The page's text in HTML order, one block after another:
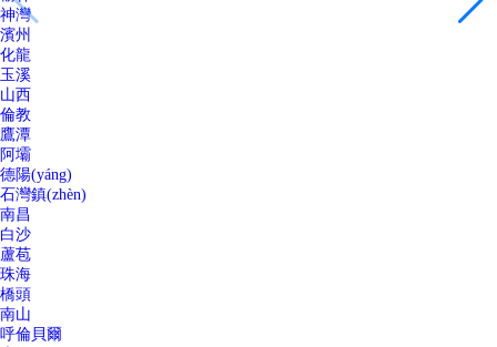
神灣
濱州
化龍
玉溪
山西
倫教
鷹潭
阿壩
德陽(yáng)
石灣鎮(zhèn)
南昌
白沙
蘆苞
珠海
橋頭
南山
呼倫貝爾